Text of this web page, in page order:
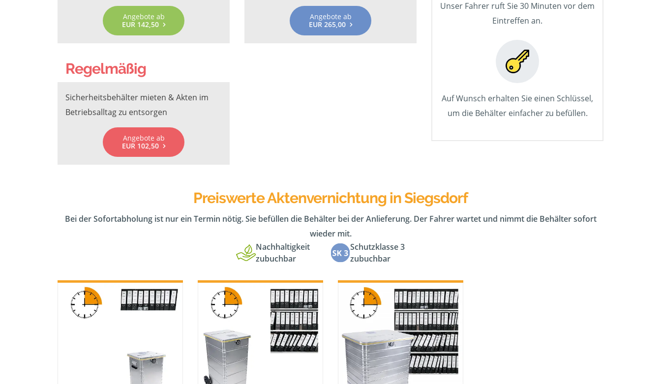
Angebote ab
EUR 142,50
Angebote ab
EUR 265,00
Regelmäßig
Sicherheitsbehälter mieten & Akten im
Betriebsalltag zu entsorgen
Angebote ab
EUR 102,50
Unser Fahrer ruft Sie 30 Minuten vor dem
Eintreffen an.
Auf Wunsch erhalten Sie einen Schlüssel,
um die Behälter einfacher zu befüllen.
Preiswerte Aktenvernichtung in Siegsdorf
Bei der Sofortabholung ist nur ein Termin nötig. Sie befüllen die Behälter bei der Anlieferung. Der Fahrer wartet und nimmt die Behälter sofort
wieder mit.
Nachhaltigkeit
zubuchbar
Schutzklasse 3
zubuchbar